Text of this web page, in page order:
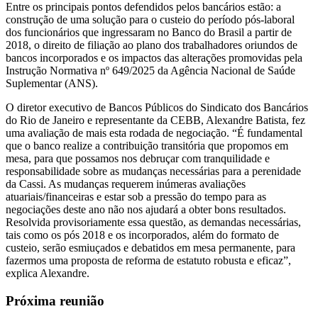
Entre os principais pontos defendidos pelos bancários estão: a
construção de uma solução para o custeio do período pós-laboral
dos funcionários que ingressaram no Banco do Brasil a partir de
2018, o direito de filiação ao plano dos trabalhadores oriundos de
bancos incorporados e os impactos das alterações promovidas pela
Instrução Normativa nº 649/2025 da Agência Nacional de Saúde
Suplementar (ANS).
O diretor executivo de Bancos Públicos do Sindicato dos Bancários
do Rio de Janeiro e representante da CEBB, Alexandre Batista, fez
uma avaliação de mais esta rodada de negociação. “É fundamental
que o banco realize a contribuição transitória que propomos em
mesa, para que possamos nos debruçar com tranquilidade e
responsabilidade sobre as mudanças necessárias para a perenidade
da Cassi. As mudanças requerem inúmeras avaliações
atuariais/financeiras e estar sob a pressão do tempo para as
negociações deste ano não nos ajudará a obter bons resultados.
Resolvida provisoriamente essa questão, as demandas necessárias,
tais como os pós 2018 e os incorporados, além do formato de
custeio, serão esmiuçados e debatidos em mesa permanente, para
fazermos uma proposta de reforma de estatuto robusta e eficaz”,
explica Alexandre.
Próxima reunião